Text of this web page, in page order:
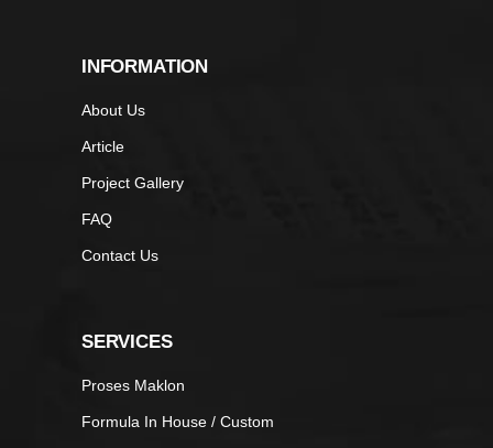
INFORMATION
About Us
Article
Project Gallery
FAQ
Contact Us
SERVICES
Proses Maklon
Formula In House / Custom